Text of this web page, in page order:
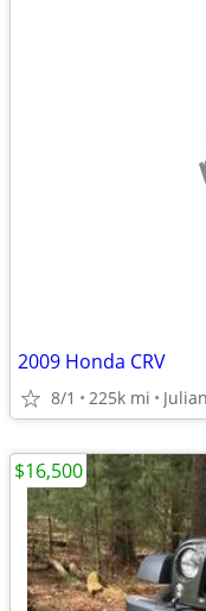
2009 Honda CRV
8/1 225k mi Julian
$16,500